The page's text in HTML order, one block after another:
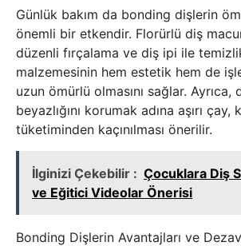
Günlük bakım da bonding dişlerin
önemli bir etkendir. Florürlü diş
düzenli fırçalama ve diş ipi ile
malzemesinin hem estetik hem de
uzun ömürlü olmasını sağlar. Ayrıca,
beyazlığını korumak adına aşırı
tüketiminden kaçınılması önerilir.
İlginizi Çekebilir : Çocuklara Diş
ve Eğitici Videolar Önerisi
Bonding Dişlerin Avantajları ve